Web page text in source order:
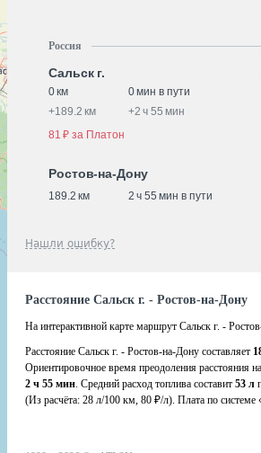
Россия
Сальск г.
0 км
0 мин в пути
+189.2 км +2 ч 55 мин
81 ₽ за Платон
Ростов-на-Дону
189.2 км 2 ч 55 мин в пути
Нашли ошибку?
Расстояние Сальск г. - Ростов-на-Дону
На интерактивной карте маршрут Сальск г. -
Расстояние Сальск г. - Ростов-на-Дону составляет
Ориентировочное время преодоления расстояния
2 ч 55 мин. Средний расход топлива составит 53 л
(Из расчёта: 28 л/100 км, 80 ₽/л). Плата по системе